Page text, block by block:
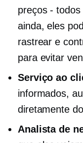
preços - todos
ainda, eles
rastrear e
para evitar
Serviço ao
informados,
diretamente
Analista de